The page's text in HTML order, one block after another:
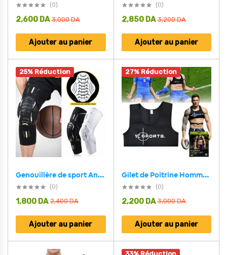
(0)
3,000DA
2,600 DA
Ajouter au panier
(0)
3,200DA
2,850 DA
Ajouter au panier
25% Réduction
Genouillère de sport Anticollision Haute élasticité
(0)
2,400DA
1,800 DA
Ajouter au panier
27% Réduction
Gilet de Poitrine Homme Athlète YC8515
(0)
3,000DA
2,200 DA
Ajouter au panier
33% Réduction